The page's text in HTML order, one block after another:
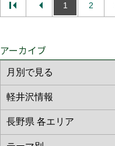
1 2
アーカイブ